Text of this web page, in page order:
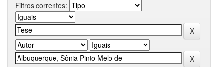
Filtros correntes: